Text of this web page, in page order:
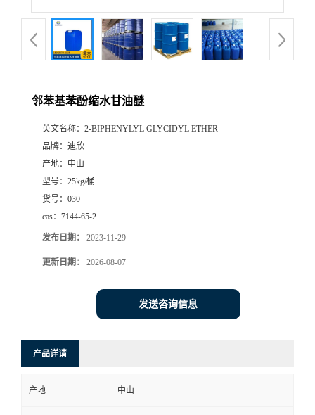
厅
式
邻苯基苯酚缩水甘油醚
英文名称： 2-BIPHENYLYL GLYCIDYL ETHER
品牌： 迪欣
产地： 中山
型号： 25kg/桶
货号： 030
cas： 7144-65-2
发布日期： 2023-11-29
更新日期： 2026-08-07
发送咨询信息
产品详请
产地 中山